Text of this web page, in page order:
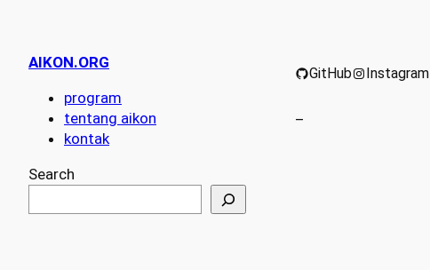
AIKON.ORG
program
tentang aikon
kontak
Search
GitHub Instagram
–